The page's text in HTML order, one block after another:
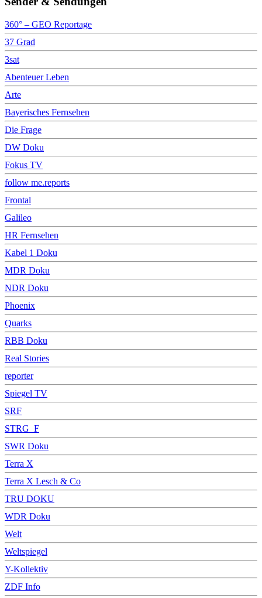
360° – GEO Reportage
37 Grad
3sat
Abenteuer Leben
Arte
Bayerisches Fernsehen
Die Frage
DW Doku
Fokus TV
follow me.reports
Frontal
Galileo
HR Fernsehen
Kabel 1 Doku
MDR Doku
NDR Doku
Phoenix
Quarks
RBB Doku
Real Stories
reporter
Spiegel TV
SRF
STRG_F
SWR Doku
Terra X
Terra X Lesch & Co
TRU DOKU
WDR Doku
Welt
Weltspiegel
Y-Kollektiv
ZDF Info